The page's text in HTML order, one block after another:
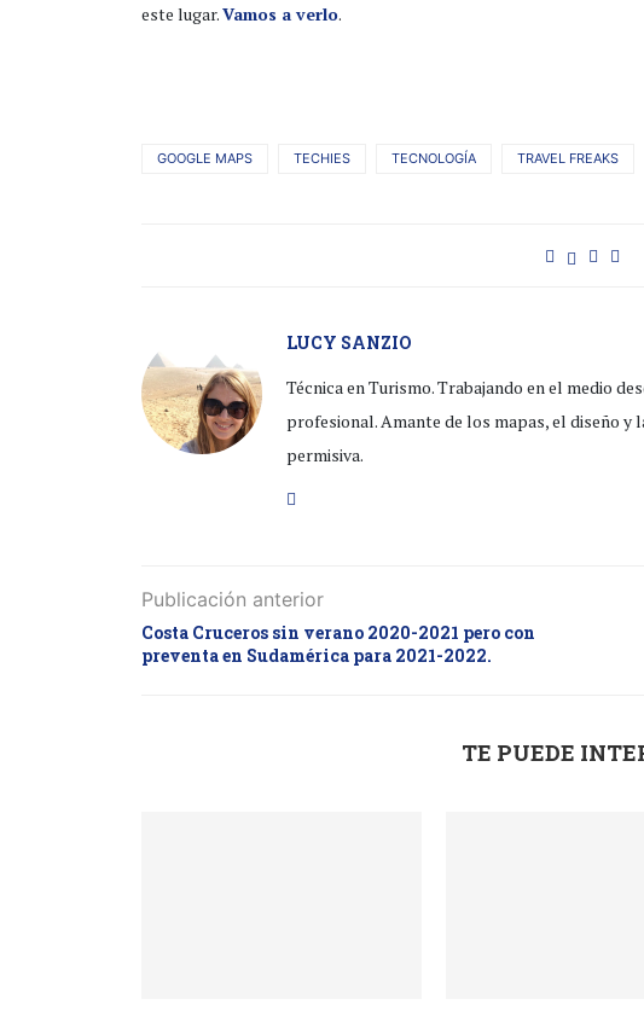
este lugar.Vamos a verlo.
GOOGLE MAPS TECHIES TECNOLOGÍA TRAVEL FREAKS
LUCY SANZIO
Técnica en Turismo. Trabajando en el medio
profesional. Amante de los mapas, el diseño y
permisiva.
Publicación anterior
Costa Cruceros sin verano 2020-2021 pero con
preventa en Sudamérica para 2021-2022.
TE PUEDE